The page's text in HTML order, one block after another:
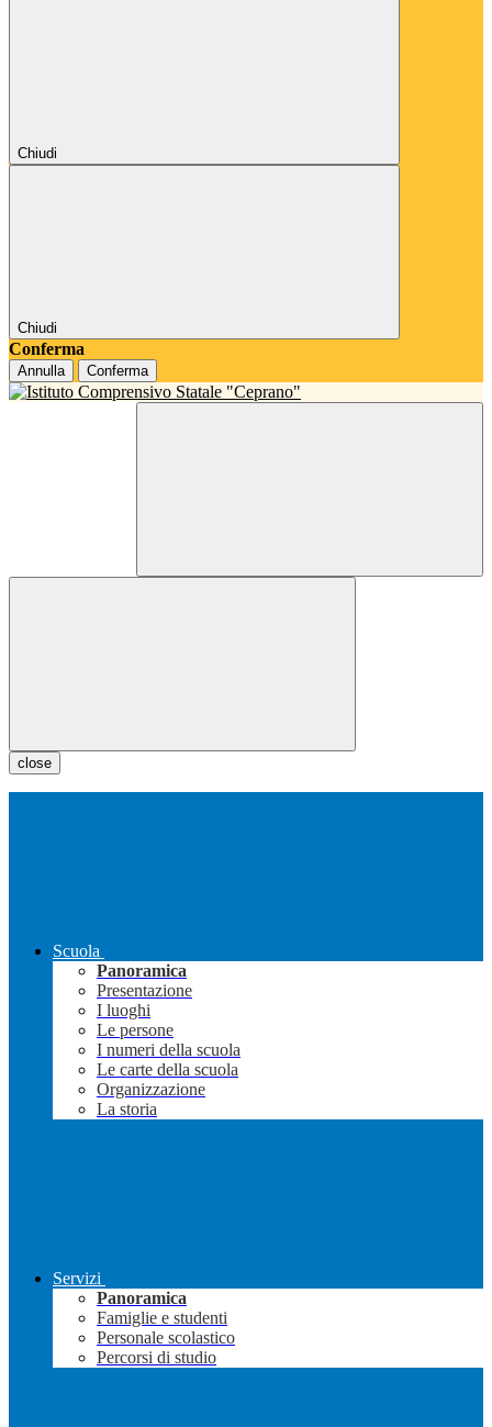
Chiudi
Chiudi
Conferma
Annulla Conferma
close
Scuola
Panoramica
Presentazione
I luoghi
Le persone
I numeri della scuola
Le carte della scuola
Organizzazione
La storia
Servizi
Panoramica
Famiglie e studenti
Personale scolastico
Percorsi di studio